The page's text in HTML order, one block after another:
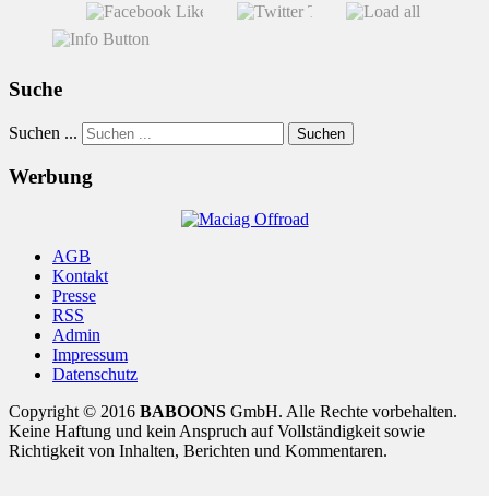
Suche
Suchen ... Suchen
Werbung
AGB
Kontakt
Presse
RSS
Admin
Impressum
Datenschutz
Copyright © 2016 BABOONS GmbH. Alle Rechte vorbehalten.
Keine Haftung und kein Anspruch auf Vollständigkeit sowie
Richtigkeit von Inhalten, Berichten und Kommentaren.